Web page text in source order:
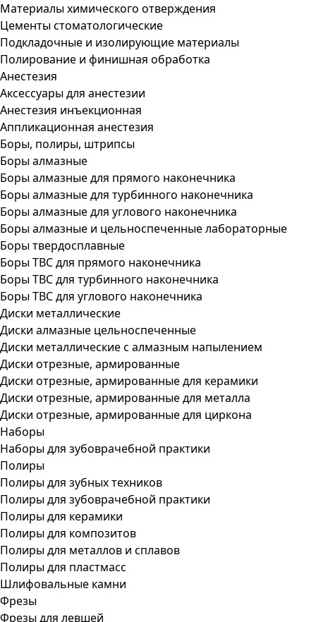
Материалы химического отверждения
Цементы стоматологические
Подкладочные и изолирующие материалы
Полирование и финишная обработка
Анестезия
Аксессуары для анестезии
Анестезия инъекционная
Аппликационная анестезия
Боры, полиры, штрипсы
Боры алмазные
Боры алмазные для прямого наконечника
Боры алмазные для турбинного наконечника
Боры алмазные для углового наконечника
Боры алмазные и цельноспеченные лабораторные
Боры твердосплавные
Боры ТВС для прямого наконечника
Боры ТВС для турбинного наконечника
Боры ТВС для углового наконечника
Диски металлические
Диски алмазные цельноспеченные
Диски металлические с алмазным напылением
Диски отрезные, армированные
Диски отрезные, армированные для керамики
Диски отрезные, армированные для металла
Диски отрезные, армированные для циркона
Наборы
Наборы для зубоврачебной практики
Полиры
Полиры для зубных техников
Полиры для зубоврачебной практики
Полиры для керамики
Полиры для композитов
Полиры для металлов и сплавов
Полиры для пластмасс
Шлифовальные камни
Фрезы
Фрезы для левшей